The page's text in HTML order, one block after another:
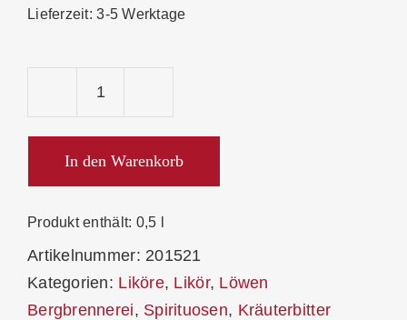
Lieferzeit:3-5 Werktage
Honig
Enzian
35%
In den Warenkorb
Produkt enthält: 0,5 l
Artikelnummer: 201521
Kategorien: Liköre, Likör, Löwen
Bergbrennerei, Spirituosen, Kräuterbitter